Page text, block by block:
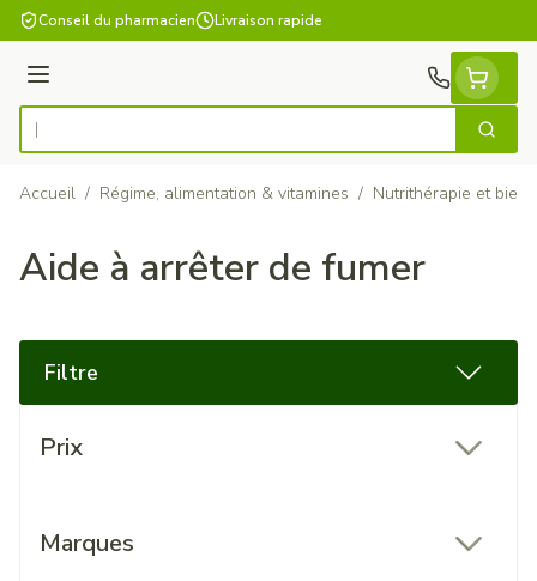
Aller au contenu
Conseil du pharmacien Livraison rapide
Menu
Rechercher
Accueil / Régime, alimentation & vitamines / Nutrithérapie et
Aide à arrêter de fumer
Filtre
Prix
Marques